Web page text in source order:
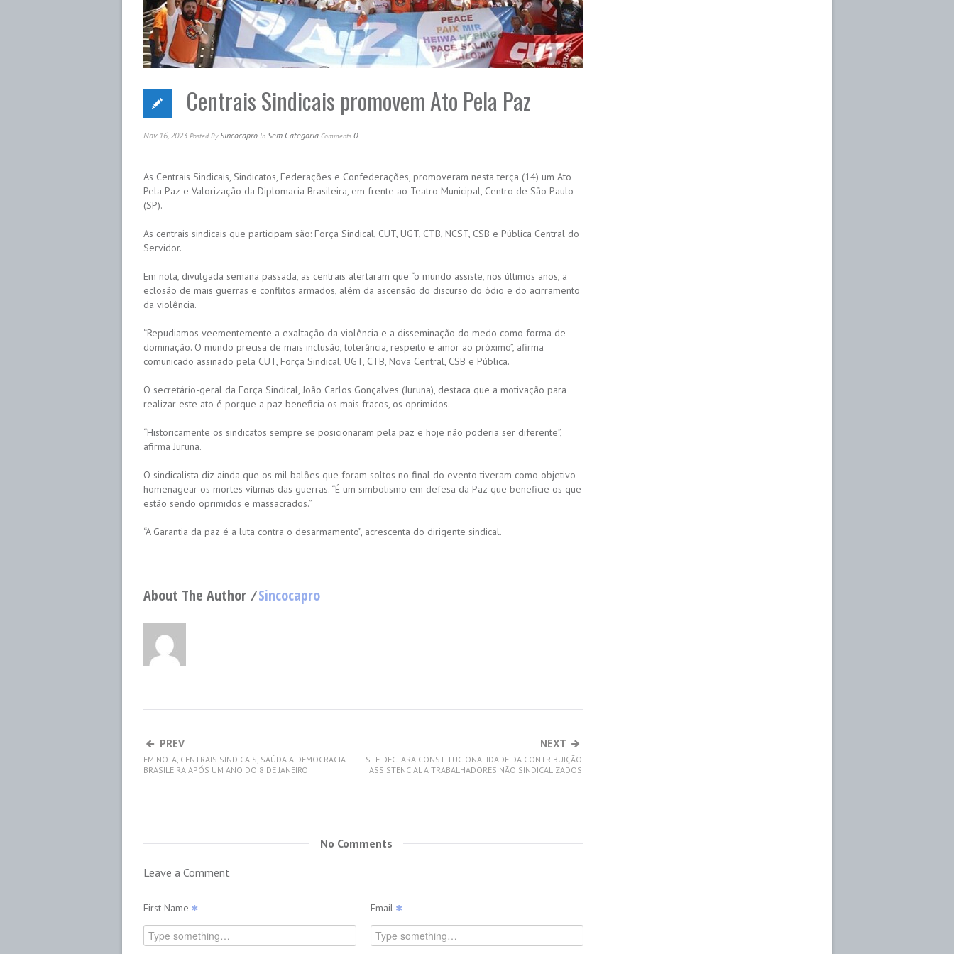
Centrais Sindicais promovem Ato Pela Paz
Nov 16, 2023 Posted BySincocapro In Sem Categoria Comments 0
As Centrais Sindicais, Sindicatos, Federações e Confederações, promoveram nesta terça (14) um Ato
Pela Paz e Valorização da Diplomacia Brasileira, em frente ao Teatro Municipal, Centro de São Paulo
(SP).
As centrais sindicais que participam são: Força Sindical, CUT, UGT, CTB, NCST, CSB e Pública Central do
Servidor.
Em nota, divulgada semana passada, as centrais alertaram que “o mundo assiste, nos últimos anos, a
eclosão de mais guerras e conflitos armados, além da ascensão do discurso do ódio e do acirramento
da violência.
“Repudiamos veementemente a exaltação da violência e a disseminação do medo como forma de
dominação. O mundo precisa de mais inclusão, tolerância, respeito e amor ao próximo”, afirma
comunicado assinado pela CUT, Força Sindical, UGT, CTB, Nova Central, CSB e Pública.
O secretário-geral da Força Sindical, João Carlos Gonçalves (Juruna), destaca que a motivação para
realizar este ato é porque a paz beneficia os mais fracos, os oprimidos.
“Historicamente os sindicatos sempre se posicionaram pela paz e hoje não poderia ser diferente”,
afirma Juruna.
O sindicalista diz ainda que os mil balões que foram soltos no final do evento tiveram como objetivo
homenagear os mortes vítimas das guerras. “É um simbolismo em defesa da Paz que beneficie os que
estão sendo oprimidos e massacrados.”
“A Garantia da paz é a luta contra o desarmamento”, acrescenta do dirigente sindical.
About The Author ⁄Sincocapro
PREV
EM NOTA, CENTRAIS SINDICAIS, SAÚDA A DEMOCRACIA
BRASILEIRA APÓS UM ANO DO 8 DE JANEIRO
NEXT
STF DECLARA CONSTITUCIONALIDADE DA CONTRIBUIÇÃO
ASSISTENCIAL A TRABALHADORES NÃO SINDICALIZADOS
No Comments
Leave a Comment
First Name Email